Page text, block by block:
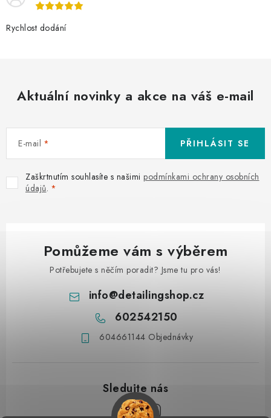
Rychlost dodání
Aktuální novinky a akce na váš e-mail
E-mail
Zaškrtnutím souhlasíte s našimi podmínkami ochrany osobních
údajů.
PŘIHLÁSIT SE
Pomůžeme vám s výběrem
Potřebujete s něčím poradit? Jsme tu pro vás!
info@detailingshop.cz
602542150
604661144 Objednávky